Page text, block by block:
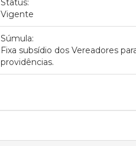
Vigente
Súmula:
Fixa subsídio dos Vereadores
providências.